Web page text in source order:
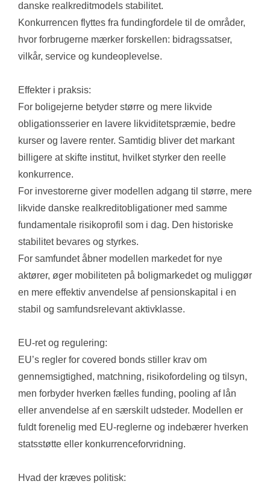
danske realkreditmodels stabilitet.
Konkurrencen flyttes fra fundingfordele til de områder,
hvor forbrugerne mærker forskellen: bidragssatser,
vilkår, service og kundeoplevelse.
Effekter i praksis:
For boligejerne betyder større og mere likvide
obligationsserier en lavere likviditetspræmie, bedre
kurser og lavere renter. Samtidig bliver det markant
billigere at skifte institut, hvilket styrker den reelle
konkurrence.
For investorerne giver modellen adgang til større, mere
likvide danske realkreditobligationer med samme
fundamentale risikoprofil som i dag. Den historiske
stabilitet bevares og styrkes.
For samfundet åbner modellen markedet for nye
aktører, øger mobiliteten på boligmarkedet og muliggør
en mere effektiv anvendelse af pensionskapital i en
stabil og samfundsrelevant aktivklasse.
EU-ret og regulering:
EU’s regler for covered bonds stiller krav om
gennemsigtighed, matchning, risikofordeling og tilsyn,
men forbyder hverken fælles funding, pooling af lån
eller anvendelse af en særskilt udsteder. Modellen er
fuldt forenelig med EU-reglerne og indebærer hverken
statsstøtte eller konkurrenceforvridning.
Hvad der kræves politisk: